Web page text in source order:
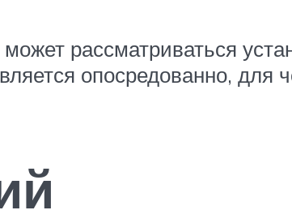
рассматриваться
опосредованно, для